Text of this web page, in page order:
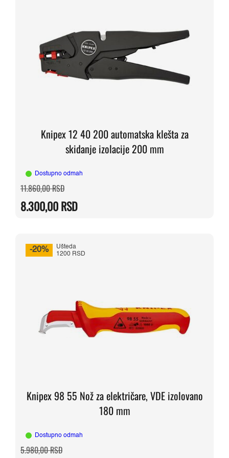
Knipex 12 40 200 automatska klešta za
skidanje izolacije 200 mm
Dostupno odmah
11.860,00RSDOriginalna
cena
bila:
11.860,00 RSD.
8.300,00RSD
Trenutna
cena
8.300,00 RSD.
-20%
Ušteda
1200 RSD
Knipex 98 55 Nož za električare, VDE izolovano
180 mm
Dostupno odmah
5.980,00RSDOriginalna
cena
Trenutna
cena